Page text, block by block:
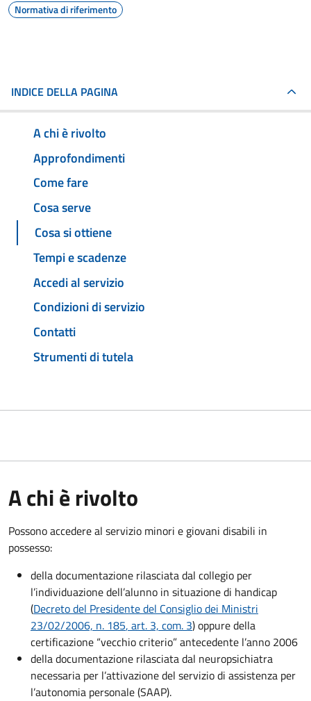
Normativa di riferimento
INDICE DELLA PAGINA
A chi è rivolto
Approfondimenti
Come fare
Cosa serve
Cosa si ottiene
Tempi e scadenze
Accedi al servizio
Condizioni di servizio
Contatti
Strumenti di tutela
A chi è rivolto
Possono accedere al servizio minori e giovani disabili in
possesso:
della documentazione rilasciata dal collegio per
l’individuazione dell’alunno in situazione di handicap
(Decreto del Presidente del Consiglio dei Ministri
23/02/2006, n. 185, art. 3, com. 3) oppure della
certificazione “vecchio criterio” antecedente l’anno 2006
della documentazione rilasciata dal neuropsichiatra
necessaria per l’attivazione del servizio di assistenza per
l’autonomia personale (SAAP).